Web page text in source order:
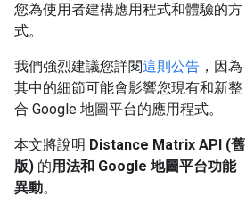
您為使用者建構應用程式和體驗的方
式。
我們強烈建議您詳閱這則公告 ，因為
其中的細節可能會影響您現有和新整
合 Google 地圖平台的應用程式。
本文將說明 Distance Matrix API (舊
版) 的用法和 Google 地圖平台功能
異動。